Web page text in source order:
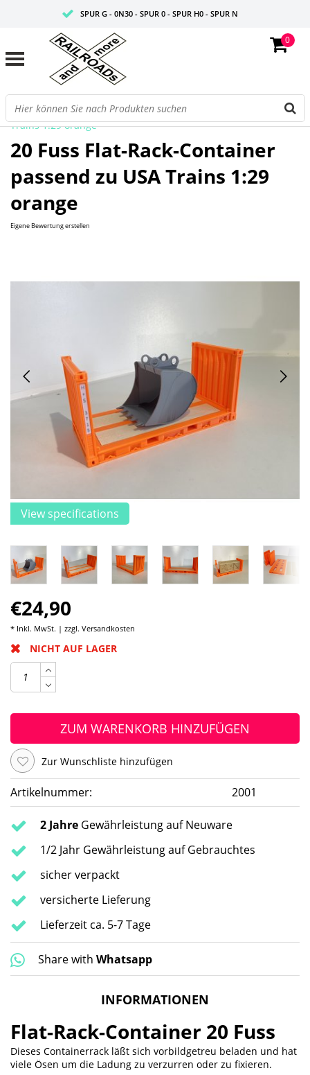
SPUR G - 0N30 - SPUR 0 - SPUR H0 - SPUR N
0
Startseite/20 Fuss Flat-Rack-Container passend zu USA
Trains 1:29 orange
20 Fuss Flat-Rack-Container
passend zu USA Trains 1:29
orange
Eigene Bewertung erstellen
View specifications
€24,90
* Inkl. MwSt. | zzgl. Versandkosten
NICHT AUF LAGER
ZUM WARENKORB HINZUFÜGEN
Zur Wunschliste hinzufügen
Artikelnummer: 2001
2 Jahre Gewährleistung auf Neuware
1/2 Jahr Gewährleistung auf Gebrauchtes
sicher verpackt
versicherte Lieferung
Lieferzeit ca. 5-7 Tage
Share with Whatsapp
INFORMATIONEN
Flat-Rack-Container 20 Fuss
Dieses Containerrack läßt sich vorbildgetreu beladen und hat
viele Ösen um die Ladung zu verzurren oder zu fixieren.